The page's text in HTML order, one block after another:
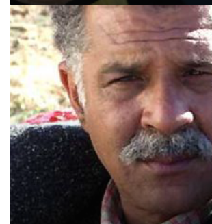
Axxam
awragh,
film
chaoui
d’Amor
Hakkar
(2008)